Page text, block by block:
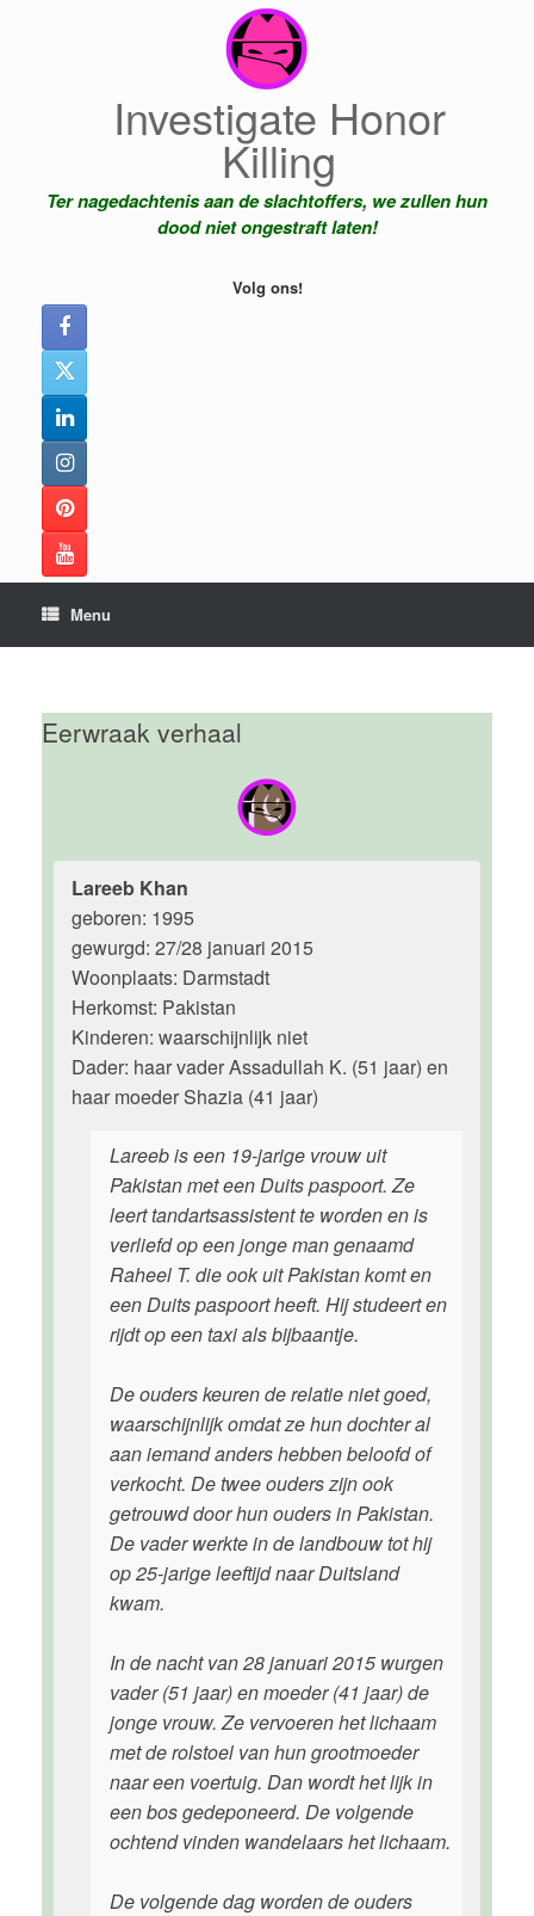
Investigate Honor
Killing
Ter nagedachtenis aan de slachtoffers, we zullen hun
dood niet ongestraft laten!
Volg ons!
Menu
Eerwraak verhaal
Lareeb Khan
geboren: 1995
gewurgd: 27/28 januari 2015
Woonplaats: Darmstadt
Herkomst: Pakistan
Kinderen: waarschijnlijk niet
Dader: haar vader Assadullah K. (51 jaar) en
haar moeder Shazia (41 jaar)
Lareeb is een 19-jarige vrouw uit
Pakistan met een Duits paspoort. Ze
leert tandartsassistent te worden en is
verliefd op een jonge man genaamd
Raheel T. die ook uit Pakistan komt en
een Duits paspoort heeft. Hij studeert en
rijdt op een taxi als bijbaantje.
De ouders keuren de relatie niet goed,
waarschijnlijk omdat ze hun dochter al
aan iemand anders hebben beloofd of
verkocht. De twee ouders zijn ook
getrouwd door hun ouders in Pakistan.
De vader werkte in de landbouw tot hij
op 25-jarige leeftijd naar Duitsland
kwam.
In de nacht van 28 januari 2015 wurgen
vader (51 jaar) en moeder (41 jaar) de
jonge vrouw. Ze vervoeren het lichaam
met de rolstoel van hun grootmoeder
naar een voertuig. Dan wordt het lijk in
een bos gedeponeerd. De volgende
ochtend vinden wandelaars het lichaam.
De volgende dag worden de ouders